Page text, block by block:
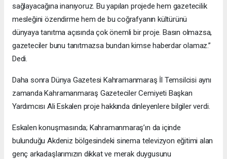
sağlayacağına inanıyoruz. Bu yapılan projede hem gazetecilik
mesleğini özendirme hem de bu coğrafyanın kültürünü
dünyaya tanıtma açısında çok önemli bir proje. Basın olmazsa,
gazeteciler bunu tanıtmazsa bundan kimse haberdar olamaz.”
Dedi.
Daha sonra Dünya Gazetesi Kahramanmaraş İl Temsilcisi aynı
zamanda Kahramanmaraş Gazeteciler Cemiyeti Başkan
Yardımcısı Ali Eskalen proje hakkında dinleyenlere bilgiler verdi.
Eskalen konuşmasında; Kahramanmaraş’ın da içinde
bulunduğu Akdeniz bölgesindeki sinema televizyon eğitimi alan
genç arkadaşlarımızın dikkat ve merak duygusunu